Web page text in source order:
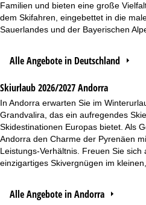
Familien und bieten eine große
dem Skifahren, eingebettet in die
Sauerlandes und der Bayerischen
Alle Angebote in Deutschland
Skiurlaub 2026/2027 Andorra
In Andorra erwarten Sie im
Grandvalira, das ein aufregendes
Skidestinationen Europas bietet. Als
Andorra den Charme der Pyrenäen
Leistungs-Verhältnis. Freuen Sie
einzigartiges Skivergnügen im
Alle Angebote in Andorra